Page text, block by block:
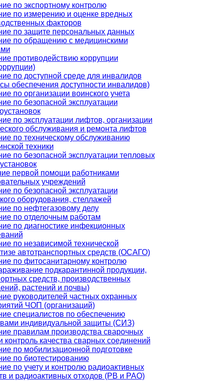
по экспортному контролю
по измерению и оценке вредных
факторов
по защите персональных данных
по обращению с медицинскими
противодействию коррупции
по доступной среде для инвалидов
обеспечения доступности инвалидов)
по организации воинского учета
по безопасной эксплуатации
по эксплуатации лифтов, организации
обслуживания и ремонта лифтов
по техническому обслуживанию
техники
по безопасной эксплуатации тепловых
первой помощи работниками
учреждений
по безопасной эксплуатации
оборудования, стеллажей
по нефтегазовому делу
по отделочным работам
по диагностике инфекционных
по независимой технической
автотранспортных средств (ОСАГО)
по фитосанитарному контролю
подкарантинной продукции,
средств, производственных
растений и почвы)
руководителей частных охранных
ЧОП (организаций)
специалистов по обеспечению
индивидуальной защиты (СИЗ)
правилам производства сварочных
контроль качества сварных соединений
по мобилизационной подготовке
по биотестированию
по учету и контролю радиоактивных
и радиоактивных отходов (РВ и РАО)